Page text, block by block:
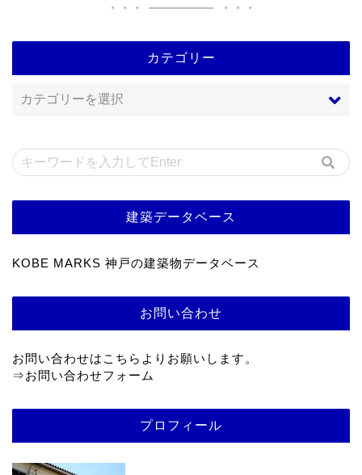
カテゴリー
建築データベース
KOBE MARKS 神戸の建築物データベース
お問い合わせ
お問い合わせはこちらよりお願いします。
⇒お問い合わせフォーム
プロフィール